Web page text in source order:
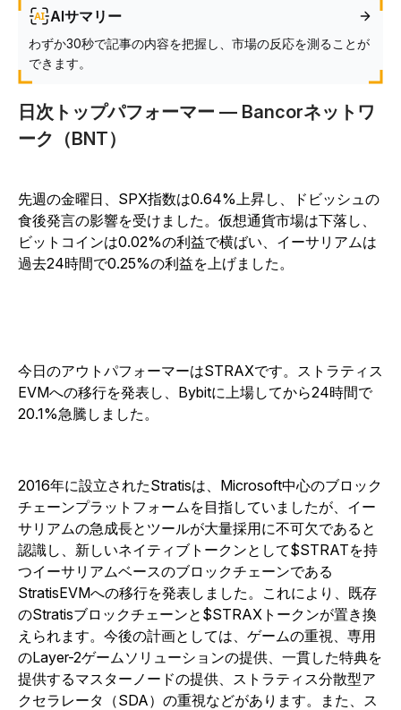
AIサマリー
わずか30秒で記事の内容を把握し、市場の反応を測ることが
できます。
日次トップパフォーマー — Bancorネットワ
ーク（BNT）
先週の金曜日、SPX指数は0.64%上昇し、ドビッシュの
食後発言の影響を受けました。仮想通貨市場は下落し、
ビットコインは0.02%の利益で横ばい、イーサリアムは
過去24時間で0.25%の利益を上げました。
今日のアウトパフォーマーはSTRAXです。ストラティス
EVMへの移行を発表し、Bybitに上場してから24時間で
20.1%急騰しました。
2016年に設立されたStratisは、Microsoft中心のブロック
チェーンプラットフォームを目指していましたが、イー
サリアムの急成長とツールが大量採用に不可欠であると
認識し、新しいネイティブトークンとして$STRATを持
つイーサリアムベースのブロックチェーンである
StratisEVMへの移行を発表しました。これにより、既存
のStratisブロックチェーンと$STRAXトークンが置き換
えられます。今後の計画としては、ゲームの重視、専用
のLayer-2ゲームソリューションの提供、一貫した特典を
提供するマスターノードの提供、ストラティス分散型ア
クセラレータ（SDA）の重視などがあります。また、ス